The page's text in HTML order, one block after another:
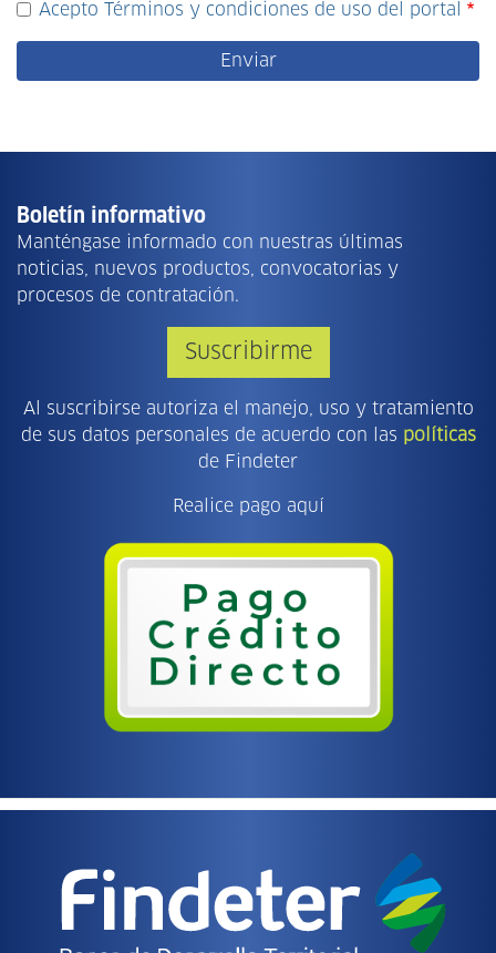
Acepto Términos y condiciones de uso del portal
Boletín informativo
Manténgase informado con nuestras últimas
noticias, nuevos productos, convocatorias y
procesos de contratación.
Suscribirme
Al suscribirse autoriza el manejo, uso y tratamiento
de sus datos personales de acuerdo con las políticas
de Findeter
Realice pago aquí